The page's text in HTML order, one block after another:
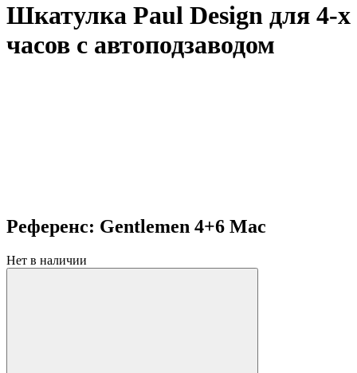
Шкатулка Paul Design для 4-х
часов с автоподзаводом
Референс: Gentlemen 4+6 Mac
Нет в наличии